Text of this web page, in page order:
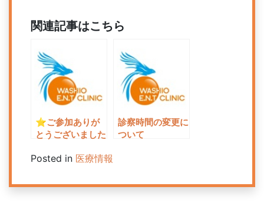
関連記事はこちら
⭐︎ご参加ありが
とうございました
診察時間の変更に
ついて
Posted in 医療情報